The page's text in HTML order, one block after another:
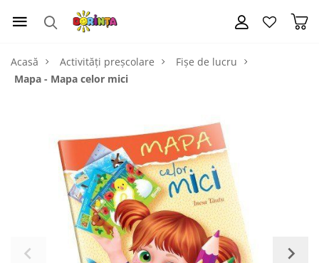
Acasă Activități preșcolare
Fișe de lucru
Mapa - Mapa celor mici